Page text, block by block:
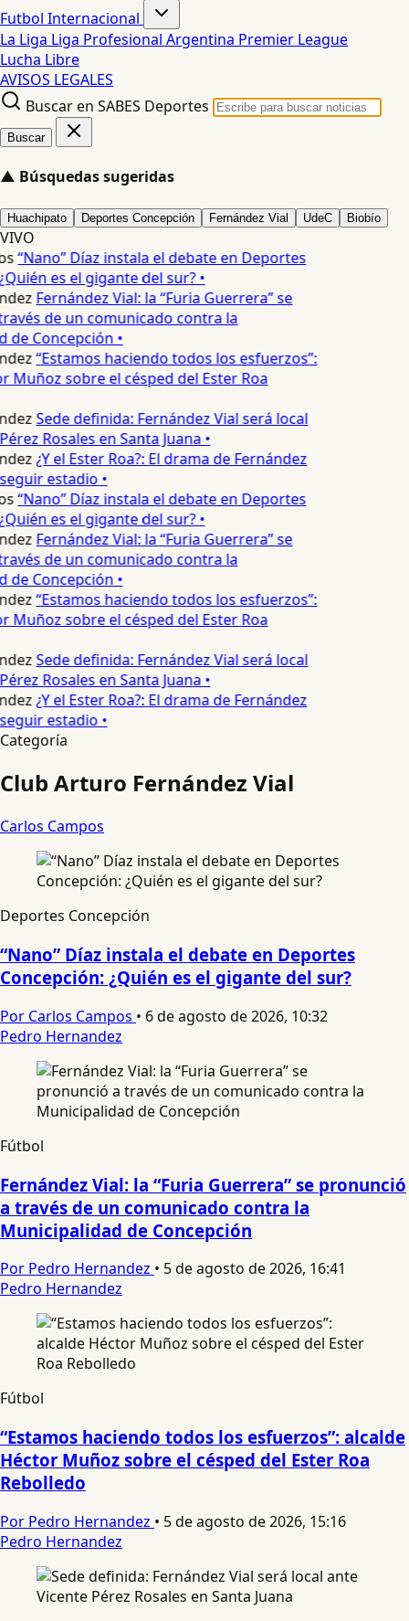
Futbol Internacional
La Liga Liga Profesional Argentina Premier League
Lucha Libre
AVISOS LEGALES
Buscar en SABES Deportes
Buscar
▲ Búsquedas sugeridas
Huachipato Deportes Concepción Fernández Vial UdeC Biobío
VIVO
“Nano” Díaz instala el debate en Deportes
es el gigante del sur? •
Fernández Vial: la “Furia Guerrera” se
de un comunicado contra la
Concepción •
“Estamos haciendo todos los esfuerzos”:
Muñoz sobre el césped del Ester Roa
Sede definida: Fernández Vial será local
Rosales en Santa Juana •
¿Y el Ester Roa?: El drama de Fernández
estadio •
“Nano” Díaz instala el debate en Deportes
es el gigante del sur? •
Fernández Vial: la “Furia Guerrera” se
de un comunicado contra la
Concepción •
“Estamos haciendo todos los esfuerzos”:
Muñoz sobre el césped del Ester Roa
Sede definida: Fernández Vial será local
Rosales en Santa Juana •
¿Y el Ester Roa?: El drama de Fernández
estadio •
Categoría
Club Arturo Fernández Vial
Carlos Campos
Deportes Concepción
“Nano” Díaz instala el debate en Deportes
Concepción: ¿Quién es el gigante del sur?
Por Carlos Campos • 6 de agosto de 2026, 10:32
Pedro Hernandez
Fútbol
Fernández Vial: la “Furia Guerrera” se pronunció
a través de un comunicado contra la
Municipalidad de Concepción
Por Pedro Hernandez • 5 de agosto de 2026, 16:41
Pedro Hernandez
Fútbol
“Estamos haciendo todos los esfuerzos”: alcalde
Héctor Muñoz sobre el césped del Ester Roa
Rebolledo
Por Pedro Hernandez • 5 de agosto de 2026, 15:16
Pedro Hernandez